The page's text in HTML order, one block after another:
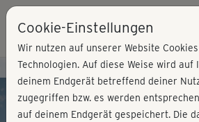
Kursvorschau - Jetzt mitmachen!
Cookie-Einstellungen
Wir nutzen auf unserer Website
Technologien. Auf diese Weise wird
deinem Endgerät betreffend deiner
zugegriffen bzw. es werden
auf deinem Endgerät gespeichert. Die